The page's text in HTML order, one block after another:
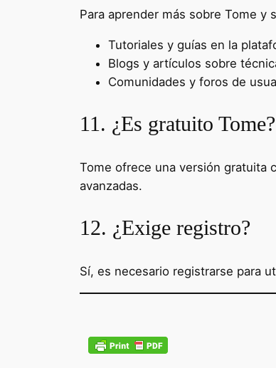
Para aprender más sobre Tome y
Tutoriales y guías en la
Blogs y artículos sobre
Comunidades y foros de
11. ¿Es gratuito Tome?
Tome ofrece una versión gratuita
avanzadas.
12. ¿Exige registro?
Sí, es necesario registrarse para